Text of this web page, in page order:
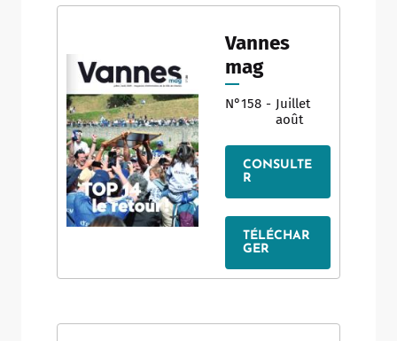
Vannes
mag
N°158 - Juillet
août
CONSULTE
R
TÉLÉCHAR
GER